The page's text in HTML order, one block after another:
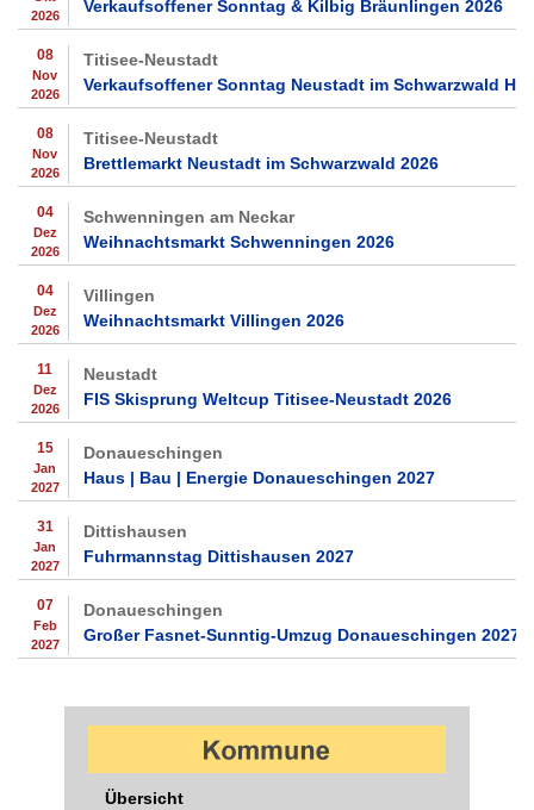
2026
Verkaufsoffener Sonntag & Kilbig Bräunlingen 2026
08
Nov
2026
Titisee-Neustadt
Verkaufsoffener Sonntag Neustadt im Schwarzwald
08
Nov
2026
Titisee-Neustadt
Brettlemarkt Neustadt im Schwarzwald 2026
04
Dez
2026
Schwenningen am Neckar
Weihnachtsmarkt Schwenningen 2026
04
Dez
2026
Villingen
Weihnachtsmarkt Villingen 2026
11
Dez
2026
Neustadt
FIS Skisprung Weltcup Titisee-Neustadt 2026
15
Jan
2027
Donaueschingen
Haus | Bau | Energie Donaueschingen 2027
31
Jan
2027
Dittishausen
Fuhrmannstag Dittishausen 2027
07
Feb
2027
Donaueschingen
Großer Fasnet-Sunntig-Umzug Donaueschingen 2027
Übersicht